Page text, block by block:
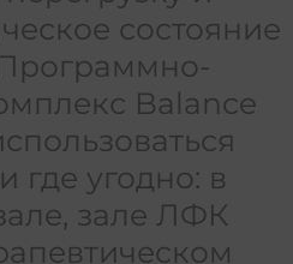
состояние
Balance
где угодно: в
зале ЛФК